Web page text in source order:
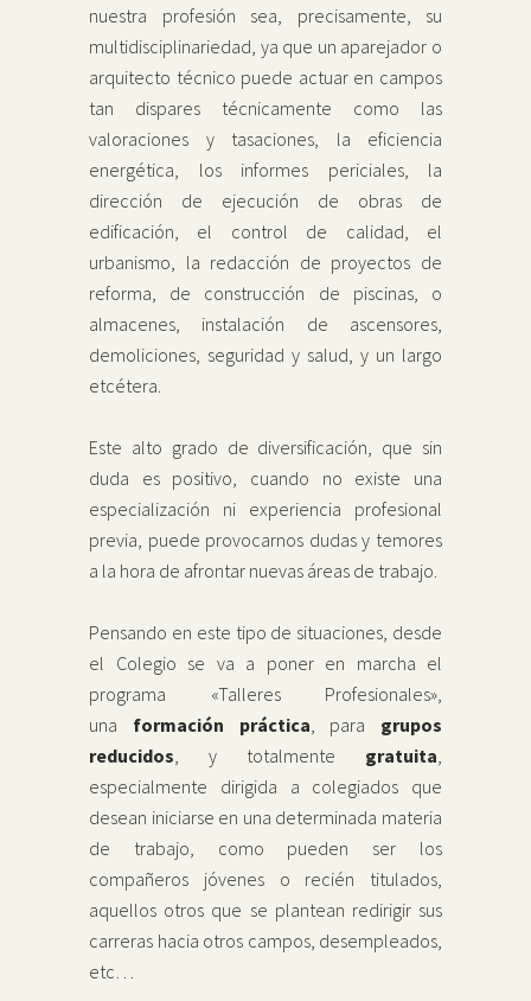
nuestra profesión sea, precisamente, su
multidisciplinariedad, ya que un aparejador o
arquitecto técnico puede actuar en campos
tan dispares técnicamente como las
valoraciones y tasaciones, la eficiencia
energética, los informes periciales, la
dirección de ejecución de obras de
edificación, el control de calidad, el
urbanismo, la redacción de proyectos de
reforma, de construcción de piscinas, o
almacenes, instalación de ascensores,
demoliciones, seguridad y salud, y un largo
etcétera.
Este alto grado de diversificación, que sin
duda es positivo, cuando no existe una
especialización ni experiencia profesional
previa, puede provocarnos dudas y temores
a la hora de afrontar nuevas áreas de trabajo.
Pensando en este tipo de situaciones, desde
el Colegio se va a poner en marcha el
programa «Talleres Profesionales»,
una formación práctica , para grupos
reducidos , y totalmente gratuita
especialmente dirigida a colegiados que
desean iniciarse en una determinada materia
de trabajo, como pueden ser los
compañeros jóvenes o recién titulados,
aquellos otros que se plantean redirigir sus
carreras hacia otros campos, desempleados,
etc…